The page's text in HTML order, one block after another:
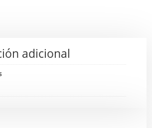
adicional